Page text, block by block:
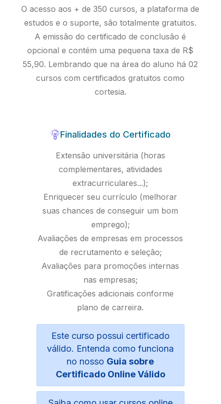
O acesso aos + de 350 cursos, a plataforma de
estudos e o suporte, são totalmente gratuitos.
A emissão do certificado de conclusão é
opcional e contém uma pequena taxa de R$
55,90. Lembrando que na área do aluno há 02
cursos com certificados gratuitos como
cortesia.
Finalidades do Certificado
Extensão universitária (horas
complementares, atividades
extracurriculares...);
Enriquecer seu currículo (melhorar
suas chances de conseguir um bom
emprego);
Avaliações de empresas em processos
de recrutamento e seleção;
Avaliações para promoções internas
nas empresas;
Gratificações adicionais conforme
plano de carreira.
Este curso possui certificado
válido. Entenda como funciona
no nosso Guia sobre
Certificado Online Válido